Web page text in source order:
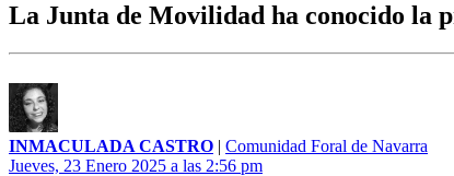
La Junta de Movilidad ha conocido la
INMACULADA CASTRO | Comunidad Foral de Navarra
Jueves, 23 Enero 2025 a las 2:56 pm